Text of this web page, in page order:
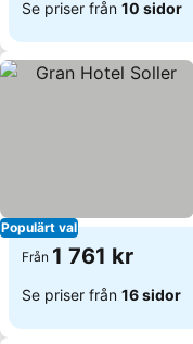
Se priser från 10 sidor
Populärt val
Från 1 761 kr
Se priser från 16 sidor